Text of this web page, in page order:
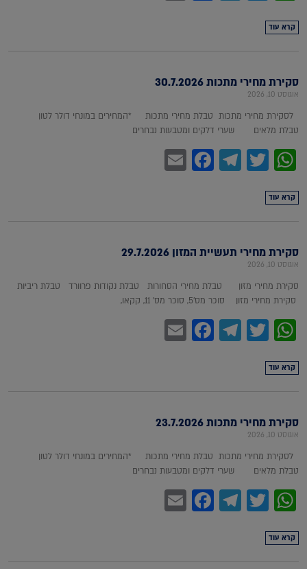
קרא עוד
סקירת מחירי מתכות 30.7.2026
אוגוסט 10, 2026
לסקירת מחירי מתכות טבלת מחירי מתכות *המחירים במונחי דולר לטון
טבלת מלאים שערי דלקים ומטבעות נבחרים
WhatsApp
Twitter
Telegram
Facebook
קרא עוד
סקירת מחירי תעשיית המזון 29.7.2026
אוגוסט 10, 2026
סקירת מחירי מזון טבלת מחירי הסחורות טבלת נקודות פרוורד טבלת ריביות
סקירת מחירי מזון סוכר מס'5, סוכר מס' 11, קקאו,
WhatsApp
Twitter
Telegram
Facebook
קרא עוד
סקירת מחירי מתכות 23.7.2026
אוגוסט 10, 2026
לסקירת מחירי מתכות טבלת מחירי מתכות *המחירים במונחי דולר לטון
טבלת מלאים שערי דלקים ומטבעות נבחרים
WhatsApp
Twitter
Telegram
Facebook
קרא עוד